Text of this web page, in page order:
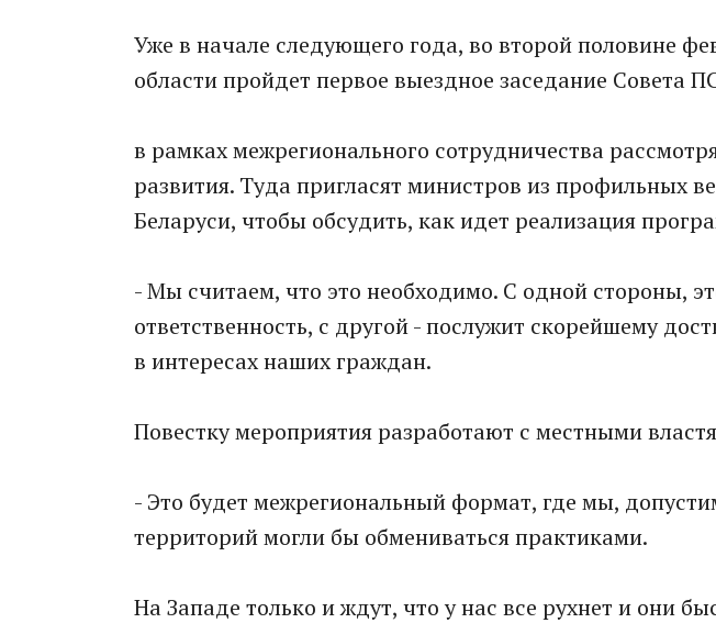
Уже в начале следующего года, во второй половине
области пройдет первое выездное заседание Совета
в рамках межрегионального сотрудничества
развития. Туда пригласят министров из профильных
Беларуси, чтобы обсудить, как идет реализация
- Мы считаем, что это необходимо. С одной стороны,
ответственность, с другой - послужит скорейшему
в интересах наших граждан.
Повестку мероприятия разработают с местными
- Это будет межрегиональный формат, где мы,
территорий могли бы обмениваться практиками.
На Западе только и ждут, что у нас все рухнет и они